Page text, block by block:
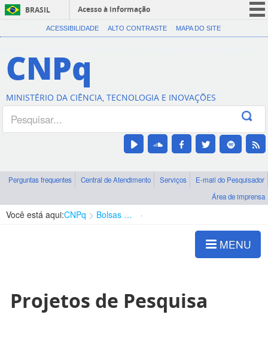
BRASIL
Acesso à informação
CORONAVÍRUS (COVID-19)
Canais
ACESSIBILIDADE ALTO CONTRASTE MAPA DO SITE
CNPq
MINISTÉRIO DA CIÊNCIA, TECNOLOGIA E INOVAÇÕES
Perguntas frequentes Central de Atendimento Serviços
E-mail do Pesquisador
Área de imprensa
Você está aqui:CNPq Bolsas e Auxílios Vigentes
MENU
Projetos de Pesquisa